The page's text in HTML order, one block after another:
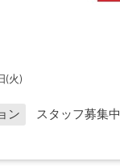
(火)
ン スタッフ募集中